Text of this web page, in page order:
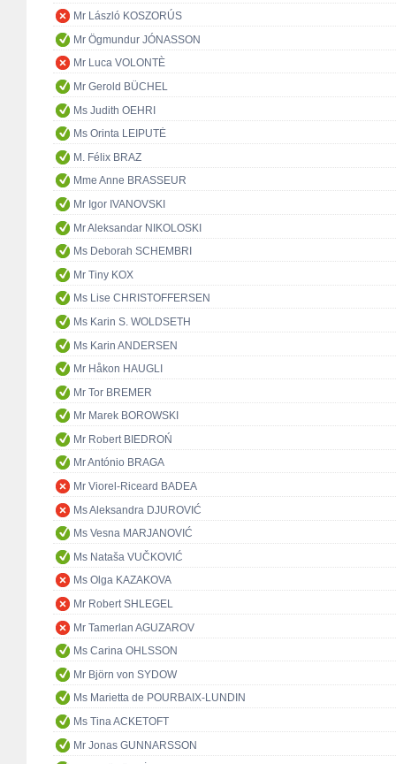
Mr László KOSZORÚS
Mr Ögmundur JÓNASSON
Mr Luca VOLONTÈ
Mr Gerold BÜCHEL
Ms Judith OEHRI
Ms Orinta LEIPUTĖ
M. Félix BRAZ
Mme Anne BRASSEUR
Mr Igor IVANOVSKI
Mr Aleksandar NIKOLOSKI
Ms Deborah SCHEMBRI
Mr Tiny KOX
Ms Lise CHRISTOFFERSEN
Ms Karin S. WOLDSETH
Ms Karin ANDERSEN
Mr Håkon HAUGLI
Mr Tor BREMER
Mr Marek BOROWSKI
Mr Robert BIEDROŃ
Mr António BRAGA
Mr Viorel-Riceard BADEA
Ms Aleksandra DJUROVIĆ
Ms Vesna MARJANOVIĆ
Ms Nataša VUČKOVIĆ
Ms Olga KAZAKOVA
Mr Robert SHLEGEL
Mr Tamerlan AGUZAROV
Ms Carina OHLSSON
Mr Björn von SYDOW
Ms Marietta de POURBAIX-LUNDIN
Ms Tina ACKETOFT
Mr Jonas GUNNARSSON